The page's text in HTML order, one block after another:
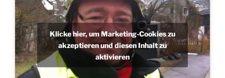
Klicke hier, um Marketing-Cookies zu
akzeptieren und diesen Inhalt zu
aktivieren